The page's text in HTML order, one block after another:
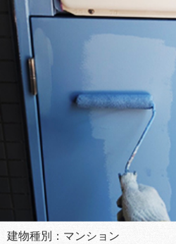
建物種別：マンション